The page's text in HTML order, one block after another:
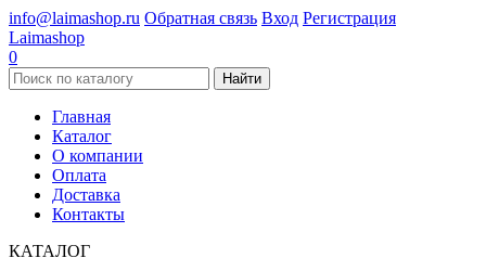
info@laimashop.ru Обратная связь Вход Регистрация
Laimashop
0
Найти
Главная
Каталог
О компании
Оплата
Доставка
Контакты
КАТАЛОГ